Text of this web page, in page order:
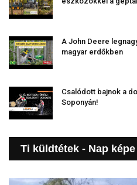
A John Deere
magyar erdőkben
Csalódott bajnok a
Soponyán!
Ti küldtétek - Nap képe